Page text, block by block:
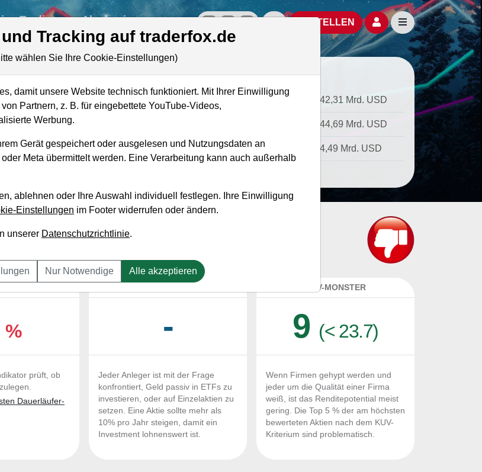
Trading Akademie offizielle Social Media-AccountsAktien- und Artikelsuche öffnen
BESTELLEN Seitennavigation
Marktkapitalisierung 42,31 Mrd. USD
44,69 Mrd. USD
Umsatz 4,49 Mrd. USD
geeignet?
%
prüft, ob
Dauerläufer-
-
Jeder Anleger ist mit der Frage
konfrontiert, Geld passiv in ETFs zu
investieren, oder auf Einzelaktien zu
setzen. Eine Aktie sollte mehr als
10% pro Jahr steigen, damit ein
Investment lohnenswert ist.
KUV-MONSTER
9 (< 23.7)
Wenn Firmen gehypt werden und
jeder um die Qualität einer Firma
weiß, ist das Renditepotential meist
gering. Die Top 5 % der am höchsten
bewerteten Aktien nach dem KUV-
Kriterium sind problematisch.
Tracking auf traderfox.de
wählen Sie Ihre Cookie-Einstellungen)
damit unsere Website technisch funktioniert. Mit Ihrer Einwilligung
Partnern, z. B. für eingebettete YouTube-Videos,
Werbung.
Gerät gespeichert oder ausgelesen und Nutzungsdaten an
Meta übermittelt werden. Eine Verarbeitung kann auch außerhalb
ablehnen oder Ihre Auswahl individuell festlegen. Ihre Einwilligung
Einstellungen im Footer widerrufen oder ändern.
unserer Datenschutzrichtlinie.
Nur Notwendige Alle akzeptieren